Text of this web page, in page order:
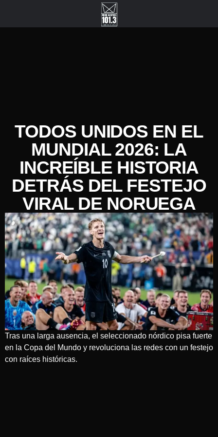
TODOS UNIDOS EN EL
MUNDIAL 2026: LA
INCREÍBLE HISTORIA
DETRÁS DEL FESTEJO
VIRAL DE NORUEGA
Tras una larga ausencia, el seleccionado nórdico pisa fuerte
en la Copa del Mundo y revoluciona las redes con un festejo
con raíces históricas.